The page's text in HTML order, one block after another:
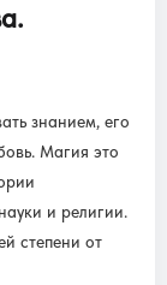
знанием, его
Магия это
и религии.
степени от